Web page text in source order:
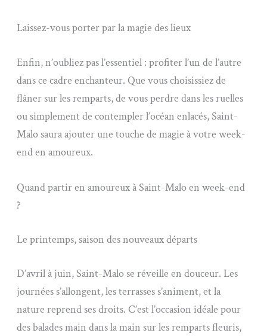
Laissez-vous porter par la magie des lieux
Enfin, n’oubliez pas l’essentiel : profiter l’un de l’autre
dans ce cadre enchanteur. Que vous choisissiez de
flâner sur les remparts, de vous perdre dans les ruelles
ou simplement de contempler l’océan enlacés, Saint-
Malo saura ajouter une touche de magie à votre week-
end en amoureux.
Quand partir en amoureux à Saint-Malo en week-end
?
Le printemps, saison des nouveaux départs
D’avril à juin, Saint-Malo se réveille en douceur. Les
journées s’allongent, les terrasses s’animent, et la
nature reprend ses droits. C’est l’occasion idéale pour
des balades main dans la main sur les remparts fleuris,